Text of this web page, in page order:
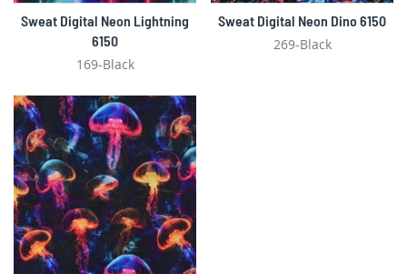
Sweat Digital Neon Lightning
6150
169-Black
Sweat Digital Neon Dino 6150
269-Black